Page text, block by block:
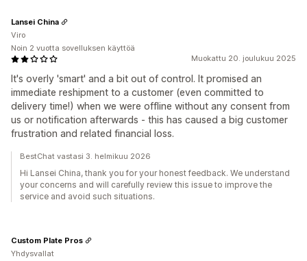
Muokattu 20. joulukuu 2025
It's overly 'smart' and a bit out of control. It promised an
immediate reshipment to a customer (even committed to
delivery time!) when we were offline without any consent from
us or notification afterwards - this has caused a big customer
frustration and related financial loss.
Lansei China
Viro
Noin 2 vuotta sovelluksen käyttöä
BestChat vastasi 3. helmikuu 2026
Hi Lansei China, thank you for your honest feedback. We understand
your concerns and will carefully review this issue to improve the
service and avoid such situations.
Custom Plate Pros
Yhdysvallat